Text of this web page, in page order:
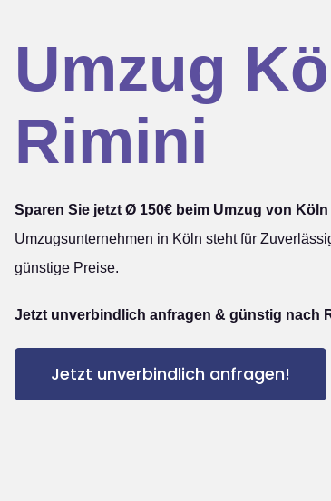
Umzug
Rimini
Sparen Sie jetzt Ø 150€ beim Umzug von
Umzugsunternehmen in Köln steht für
günstige Preise.
Jetzt unverbindlich anfragen & günstig nach
Jetzt unverbindlich anfragen!